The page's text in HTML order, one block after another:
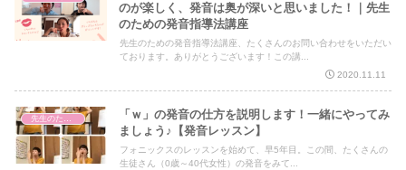
のが楽しく、発音は奥が深いと思いました！｜先生
のための発音指導法講座
先生のための発音指導法講座、たくさんのお問い合わせをいただい
ております。ありがとうございます！この講...
2020.11.11
先生のための発音指導法講座
「ｗ」の発音の仕方を説明します！一緒にやってみ
ましょう♪【発音レッスン】
フォニックスのレッスンを始めて、早5年目。この間、たくさんの
生徒さん（0歳～40代女性）の発音をみて...